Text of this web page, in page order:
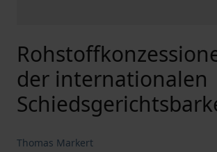
der internationalen
Thomas Markert